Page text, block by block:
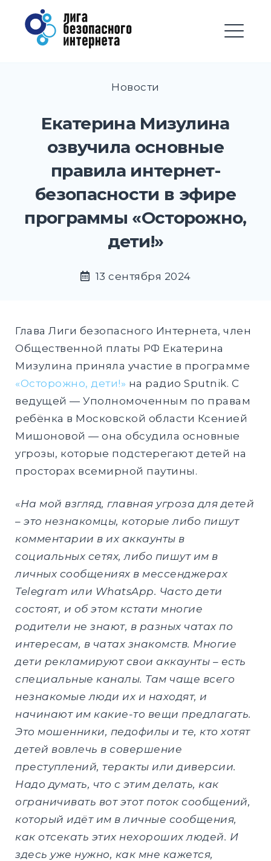
Перейти
содержимому
Лига безопасного
Интернета
EXPAND
Найти:
Новости
Екатерина Мизулина
озвучила основные
правила интернет-
безопасности в эфире
программы «Осторожно,
дети!»
13 сентября 2024
Глава Лиги безопасного Интернета, член
Общественной платы РФ Екатерина
Мизулина приняла участие в программе
«Осторожно, дети!» на радио Sputnik. С
ведущей — Уполномоченным по правам
ребёнка в Московской области Ксенией
Мишоновой — она обсудила основные
угрозы, которые подстерегают детей на
просторах всемирной паутины.
«На мой взгляд, главная угроза для детей
– это незнакомцы, которые либо пишут
комментарии в их аккаунты в
социальных сетях, либо пишут им в
личных сообщениях в мессенджерах
Telegram или WhatsApp. Часто дети
состоят, и об этом кстати многие
родители не знают, в разных чатах по
интересам, в чатах знакомств. Многие
дети рекламируют свои аккаунты – есть
специальные каналы. Там чаще всего
незнакомые люди их и находят, и
начинают им какие-то вещи предлагать.
Это мошенники, педофилы и те, кто хотят
детей вовлечь в совершение
преступлений, теракты или диверсии.
Надо думать, что с этим делать, как
ограничивать вот этот поток сообщений,
который идёт им в личные сообщения,
как отсекать этих нехороших людей. И
здесь уже нужно, как мне кажется,